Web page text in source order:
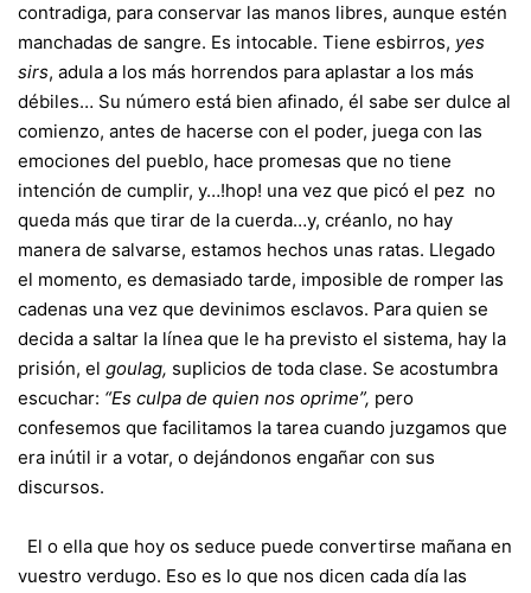
contradiga, para conservar las manos libres, aunque estén
manchadas de sangre. Es intocable. Tiene esbirros, yes
sirs, adula a los más horrendos para aplastar a los más
débiles… Su número está bien afinado, él sabe ser dulce al
comienzo, antes de hacerse con el poder, juega con las
emociones del pueblo, hace promesas que no tiene
intención de cumplir, y…!hop! una vez que picó el pez no
queda más que tirar de la cuerda…y, créanlo, no hay
manera de salvarse, estamos hechos unas ratas. Llegado
el momento, es demasiado tarde, imposible de romper las
cadenas una vez que devinimos esclavos. Para quien se
decida a saltar la línea que le ha previsto el sistema, hay la
prisión, el goulag, suplicios de toda clase. Se acostumbra
escuchar: “Es culpa de quien nos oprime”, pero
confesemos que facilitamos la tarea cuando juzgamos que
era inútil ir a votar, o dejándonos engañar con sus
discursos.
El o ella que hoy os seduce puede convertirse mañana en
vuestro verdugo. Eso es lo que nos dicen cada día las